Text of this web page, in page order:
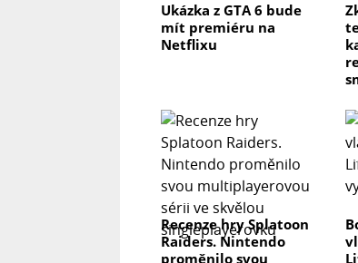
Ukázka z GTA 6 bude
mít premiéru na
Netflixu
Recenze hry Splatoon
Raiders. Nintendo
proměnilo svou